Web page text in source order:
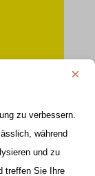
×
zu verbessern.
während
und zu
treffen Sie Ihre